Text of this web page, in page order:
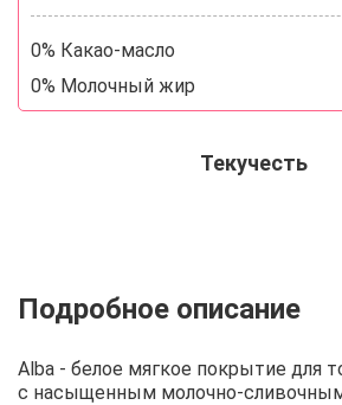
0% Какао-масло
0% Молочный жир
Текучесть
Описание Отзывы Рецепты
Alba - белое мягкое покрытие для
с насыщенным молочно-